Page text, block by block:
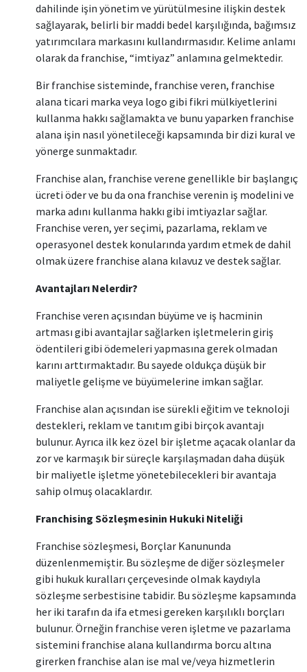
dahilinde işin yönetim ve yürütülmesine ilişkin destek
sağlayarak, belirli bir maddi bedel karşılığında, bağımsız
yatırımcılara markasını kullandırmasıdır. Kelime anlamı
olarak da franchise, “imtiyaz” anlamına gelmektedir.
Bir franchise sisteminde, franchise veren, franchise
alana ticari marka veya logo gibi fikri mülkiyetlerini
kullanma hakkı sağlamakta ve bunu yaparken franchise
alana işin nasıl yönetileceği kapsamında bir dizi kural ve
yönerge sunmaktadır.
Franchise alan, franchise verene genellikle bir başlangıç
ücreti öder ve bu da ona franchise verenin iş modelini ve
marka adını kullanma hakkı gibi imtiyazlar sağlar.
Franchise veren, yer seçimi, pazarlama, reklam ve
operasyonel destek konularında yardım etmek de dahil
olmak üzere franchise alana kılavuz ve destek sağlar.
Avantajları Nelerdir?
Franchise veren açısından büyüme ve iş hacminin
artması gibi avantajlar sağlarken işletmelerin giriş
ödentileri gibi ödemeleri yapmasına gerek olmadan
karını arttırmaktadır. Bu sayede oldukça düşük bir
maliyetle gelişme ve büyümelerine imkan sağlar.
Franchise alan açısından ise sürekli eğitim ve teknoloji
destekleri, reklam ve tanıtım gibi birçok avantajı
bulunur. Ayrıca ilk kez özel bir işletme açacak olanlar da
zor ve karmaşık bir süreçle karşılaşmadan daha düşük
bir maliyetle işletme yönetebilecekleri bir avantaja
sahip olmuş olacaklardır.
Franchising Sözleşmesinin Hukuki Niteliği
Franchise sözleşmesi, Borçlar Kanununda
düzenlenmemiştir. Bu sözleşme de diğer sözleşmeler
gibi hukuk kuralları çerçevesinde olmak kaydıyla
sözleşme serbestisine tabidir. Bu sözleşme kapsamında
her iki tarafın da ifa etmesi gereken karşılıklı borçları
bulunur. Örneğin franchise veren işletme ve pazarlama
sistemini franchise alana kullandırma borcu altına
girerken franchise alan ise mal ve/veya hizmetlerin